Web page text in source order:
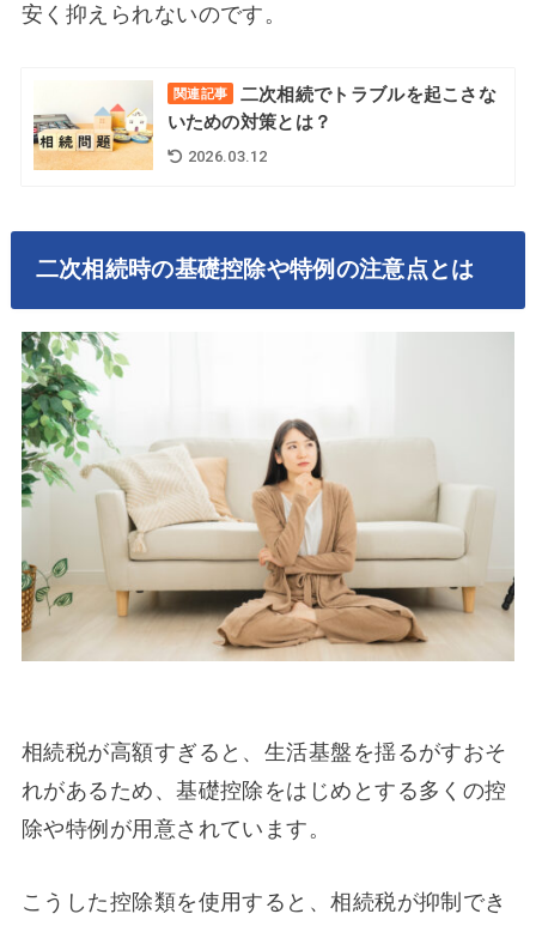
安く抑えられないのです。
関連記事
二次相続でトラブルを起こさな
いための対策とは？
2026.03.12
二次相続時の基礎控除や特例の注意点とは
相続税が高額すぎると、生活基盤を揺るがすおそ
れがあるため、基礎控除をはじめとする多くの控
除や特例が用意されています。
こうした控除類を使用すると、相続税が抑制でき